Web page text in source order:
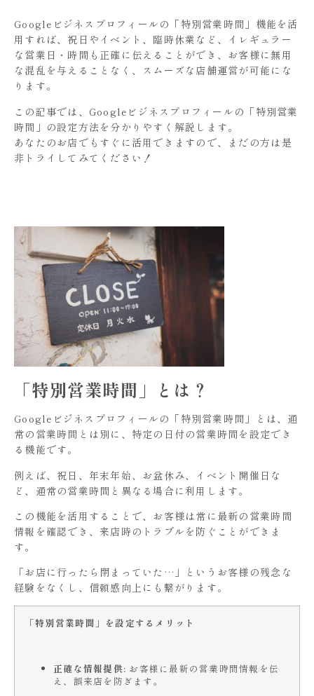
Googleビジネスプロフィールの「特別営業時間」機能を活
用すれば、祝日やイベント、臨時休業など、イレギュラー
な営業日・時間も正確に伝えることができ、お客様に無用
な混乱を与えることなく、スムーズな店舗運営が可能にな
ります。
この記事では、Googleビジネスプロフィールの「特別営業
時間」の設定方法を分かりやすく解説します。
あなたのお店でもすぐに活用できますので、まだの方は是
非トライしてみてください！
「特別営業時間」とは？
Googleビジネスプロフィールの「特別営業時間」とは、通
常の営業時間とは別に、特定の日付の営業時間を設定でき
る機能です。
例えば、祝日、年末年始、お盆休み、イベント開催日な
ど、通常の営業時間と異なる場合に利用します。
この機能を活用することで、お客様は常に最新の営業時間
情報を確認でき、来店時のトラブルを防ぐことができま
す。
「お店に行ったら閉まっていた…」というお客様の残念な
経験をなくし、信頼感向上にも繋がります。
「特別営業時間」を設定するメリット
正確な情報提供: お客様に最新の営業時間情報を伝
え、誤来店を防ぎます。